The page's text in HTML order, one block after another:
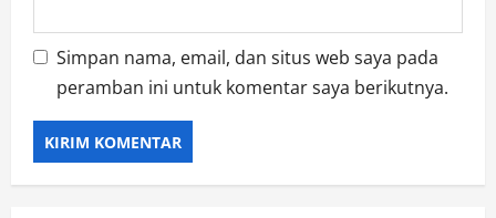
Simpan nama, email, dan situs web saya pada
peramban ini untuk komentar saya berikutnya.